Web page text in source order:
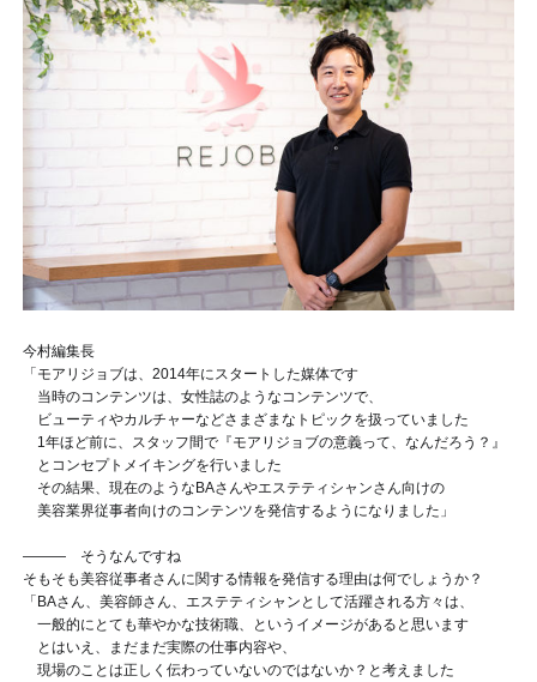
今村編集長
「モアリジョブは、2014年にスタートした媒体です
当時のコンテンツは、女性誌のようなコンテンツで、
ビューティやカルチャーなどさまざまなトピックを扱っていました
1年ほど前に、スタッフ間で『モアリジョブの意義って、なんだろう？』
とコンセプトメイキングを行いました
その結果、現在のようなBAさんやエステティシャンさん向けの
美容業界従事者向けのコンテンツを発信するようになりました」
——— そうなんですね
そもそも美容従事者さんに関する情報を発信する理由は何でしょうか？
「BAさん、美容師さん、エステティシャンとして活躍される方々は、
一般的にとても華やかな技術職、というイメージがあると思います
とはいえ、まだまだ実際の仕事内容や、
現場のことは正しく伝わっていないのではないか？と考えました